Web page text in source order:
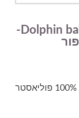
דולפין קולורס- Dolphin baby colors-